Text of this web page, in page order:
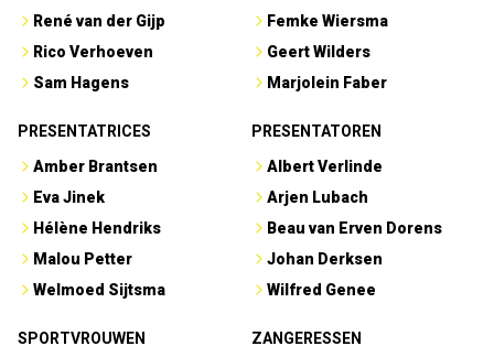
René van der Gijp
Rico Verhoeven
Sam Hagens
Femke Wiersma
Geert Wilders
Marjolein Faber
PRESENTATRICES
Amber Brantsen
Eva Jinek
Hélène Hendriks
Malou Petter
Welmoed Sijtsma
PRESENTATOREN
Albert Verlinde
Arjen Lubach
Beau van Erven Dorens
Johan Derksen
Wilfred Genee
SPORTVROUWEN ZANGERESSEN